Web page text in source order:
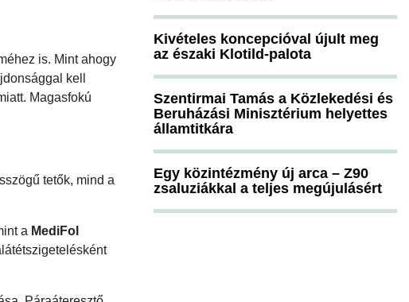
is. Mint ahogy
kell
Magasfokú
tetők, mind a
a MediFol
Kivételes koncepcióval újult meg
az északi Klotild-palota
Szentirmai Tamás a Közlekedési és
Beruházási Minisztérium helyettes
államtitkára
Egy közintézmény új arca – Z90
zsaluziákkal a teljes megújulásért